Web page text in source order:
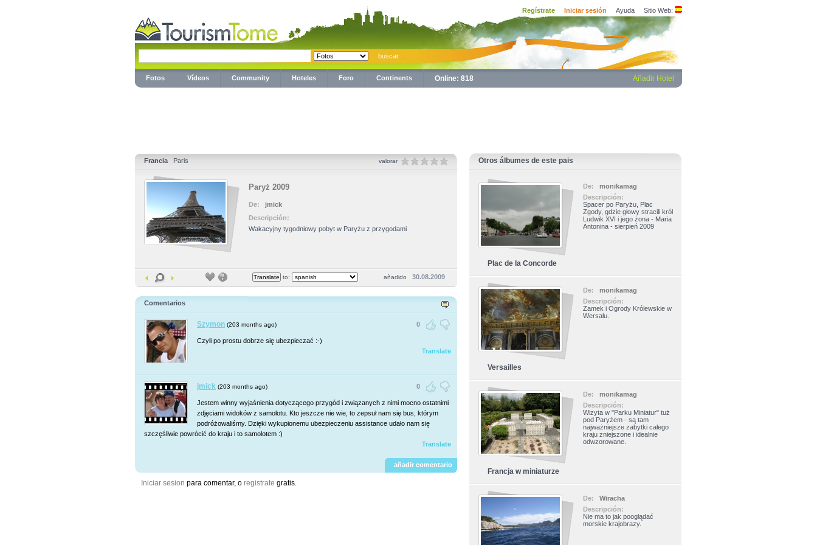
Regístrate Iniciar sesión Ayuda Sitio Web:
Fotos Vídeos Community Hoteles Foro Continents Online: 818 Añadir Hotel
Francia Paris valorar
Paryż 2009
De:
jmick
Descripción:
Wakacyjny tygodniowy pobyt w Paryżu z przygodami
to: añadido 30.08.2009
Comentarios
0
Szymon (203 months ago)
Czyli po prostu dobrze się ubezpieczać :-)
Translate
0
jmick (203 months ago)
Jestem winny wyjaśnienia dotyczącego przygód i związanych z nimi mocno ostatnimi
zdjęciami widoków z samolotu. Kto jeszcze nie wie, to zepsuł nam się bus, którym
podróżowaliśmy. Dzięki wykupionemu ubezpieczeniu assistance udało nam się
szczęśliwie powrócić do kraju i to samolotem :)
Translate
añadir comentario
Iniciar sesion para comentar, o registrate gratis.
Otros álbumes de este pais
Plac de la Concorde
De:
monikamag
Descripción:
Spacer po Paryżu, Plac
Zgody, gdzie głowy stracili król
Ludwik XVI i jego żona - Maria
Antonina - sierpień 2009
Versailles
De:
monikamag
Descripción:
Zamek i Ogrody Królewskie w
Wersalu.
Francja w miniaturze
De:
monikamag
Descripción:
Wizyta w "Parku Miniatur" tuż
pod Paryżem - są tam
najważniejsze zabytki całego
kraju zniejszone i idealnie
odwzorowane.
De:
Wiracha
Descripción:
Nie ma to jak pooglądać
morskie krajobrazy.